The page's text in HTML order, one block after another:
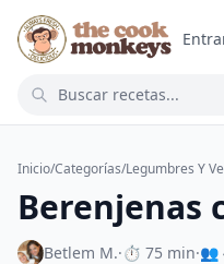
Inicio/Categorías/Legumbres Y
Berenjenas
Betlem M.·⏱ 75 min·👥